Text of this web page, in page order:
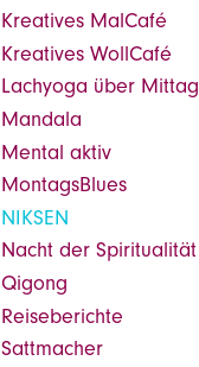
Kreatives MalCafé
Kreatives WollCafé
Lachyoga über Mittag
Mandala
Mental aktiv
MontagsBlues
NIKSEN
Nacht der Spiritualität
Qigong
Reiseberichte
Sattmacher